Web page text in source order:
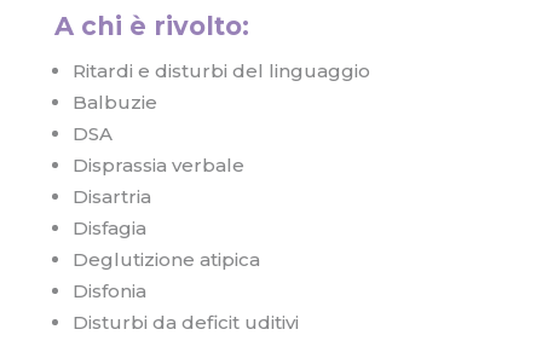
A chi è rivolto:
Ritardi e disturbi del linguaggio
Balbuzie
DSA
Disprassia verbale
Disartria
Disfagia
Deglutizione atipica
Disfonia
Disturbi da deficit uditivi